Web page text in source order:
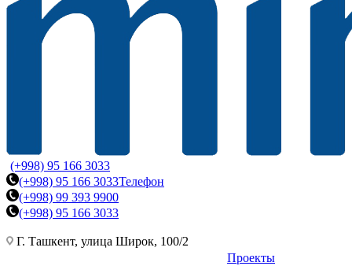
(+998) 95 166 3033
(+998) 95 166 3033Телефон
(+998) 99 393 9900
(+998) 95 166 3033
Г. Ташкент, улица Широк, 100/2
Проекты